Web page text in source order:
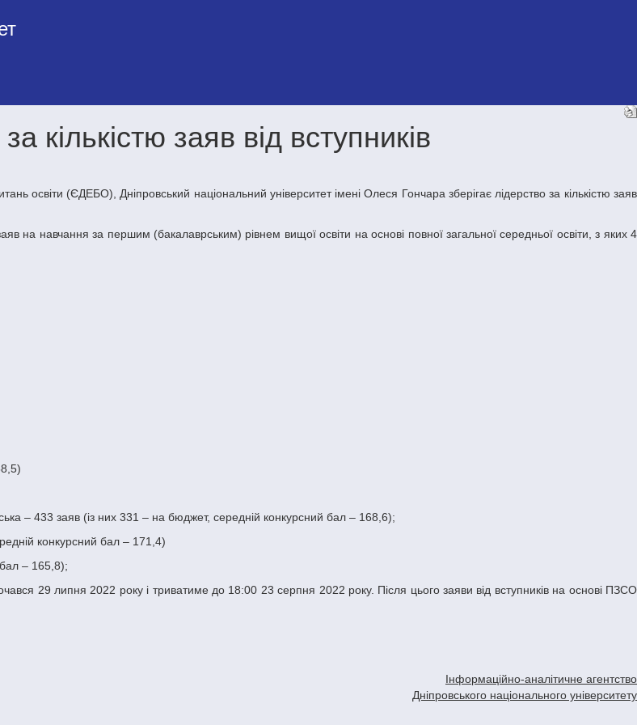
кількістю заяв від вступників
– 433 заяв (із них 331 – на бюджет, середній конкурсний бал – 168,6);
конкурсний бал – 171,4)
– 165,8);
Інформаційно-аналітичне агентство
Дніпровського національного університету